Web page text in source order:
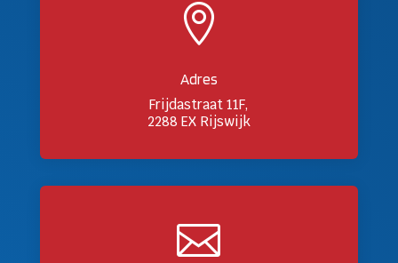

Adres
Frijdastraat 11F,
2288 EX Rijswijk
